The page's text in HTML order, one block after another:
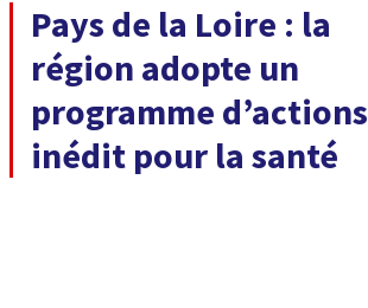
Pays de la Loire : la
région adopte un
programme d’actions
inédit pour la santé